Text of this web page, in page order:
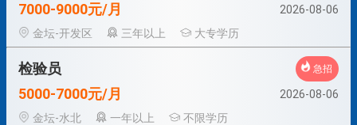
7000-9000元/月
2026-08-06
金坛-开发区
三年以上 大专学历
检验员 急招
5000-7000元/月
2026-08-06
金坛-水北
一年以上 不限学历